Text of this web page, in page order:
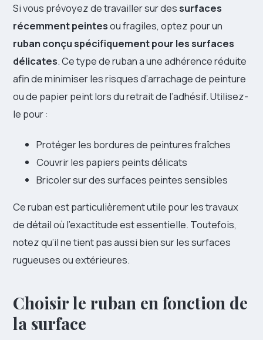
Si vous prévoyez de travailler sur dessurfaces
récemment peintesou fragiles, optez pour un
ruban conçu spécifiquement pour les surfaces
délicates. Ce type de ruban a une adhérence réduite
afin de minimiser les risques d’arrachage de peinture
ou de papier peint lors du retrait de l’adhésif. Utilisez-
le pour :
Protéger les bordures de peintures fraîches
Couvrir les papiers peints délicats
Bricoler sur des surfaces peintes sensibles
Ce ruban est particulièrement utile pour les travaux
de détail où l’exactitude est essentielle. Toutefois,
notez qu’il ne tient pas aussi bien sur les surfaces
rugueuses ou extérieures.
Choisir le ruban en fonction de
la surface